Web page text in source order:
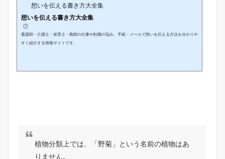
想いを伝える書き方大全集
想いを伝える書き方大全集
🕒️
看護師・介護士・保育士・教師の仕事や転職の悩み、手紙・メールで想いを伝える方法を分かりや
すく紹介する情報サイトです。
植物分類上では、「野菊」という名前の植物はあ
りません。